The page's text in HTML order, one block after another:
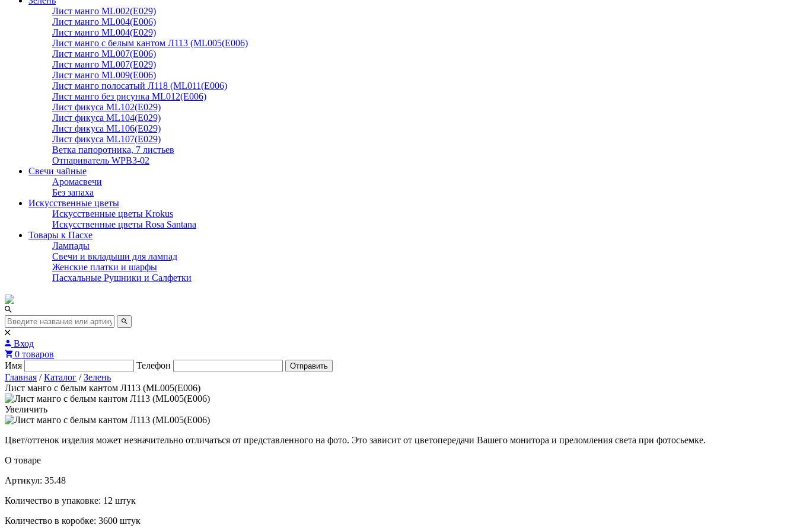
Лист манго ML002(E029)
Лист манго ML004(E006)
Лист манго ML004(E029)
Лист манго с белым кантом Л113 (ML005(E006)
Лист манго ML007(E006)
Лист манго ML007(E029)
Лист манго ML009(E006)
Лист манго полосатый Л118 (ML011(E006)
Лист манго без рисунка ML012(E006)
Лист фикуса ML102(E029)
Лист фикуса ML104(E029)
Лист фикуса ML106(E029)
Лист фикуса ML107(E029)
Ветка папоротника, 7 листьев
Отпариватель WPB3-02
Свечи чайные
Аромасвечи
Без запаха
Искусственные цветы
Искусственные цветы Krokus
Искусственные цветы Rosa Santana
Товары к Пасхе
Лампады
Свечи и вкладыши для лампад
Женские платки и шарфы
Пасхальные Рушники и Салфетки
Вход
0 товаров
Имя
Телефон Отправить
Главная / Каталог / Зелень
Лист манго с белым кантом Л113 (ML005(E006)
Увеличить
Цвет/оттенок изделия может незначительно отличаться от представленного на фото. Это зависит от цветопередачи Вашего монитора и преломления света при фотосьемке.
О товаре
Артикул: 35.48
Количество в упаковке: 12 штук
Количество в коробке: 3600 штук